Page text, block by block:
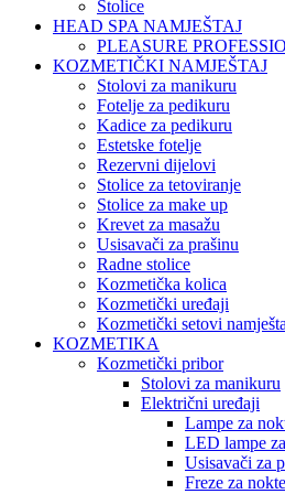
Stolice
HEAD SPA NAMJEŠTAJ
PLEASURE
KOZMETIČKI NAMJEŠTAJ
Stolovi za manikuru
Fotelje za pedikuru
Kadice za pedikuru
Estetske fotelje
Rezervni dijelovi
Stolice za tetoviranje
Stolice za make up
Krevet za masažu
Usisavači za prašinu
Radne stolice
Kozmetička kolica
Kozmetički uređaji
Kozmetički setovi
KOZMETIKA
Kozmetički pribor
Stolovi za manikuru
Električni uređaji
Lampe za
LED lampe
Usisavači za
Freze za nokte